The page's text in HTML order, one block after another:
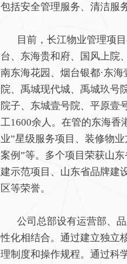
包括安全管理服务、清洁服
目前，长江物业管理项目
台、东海贵和府、国风上院
南东海花园、烟台银都·东
院、禹城现代城、禹城玖号
院子、东城壹号院、平原壹
工1600余人。在管的东海香
业”星级服务项目、装修物
案例”等。多个项目荣获山
建示范项目、山东省品牌建
区等荣誉。
公司总部设有运营部、品
性化相结合。通过建立独立
理制度和操作规程。通过科